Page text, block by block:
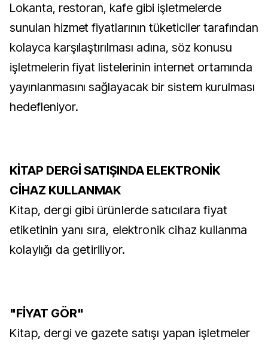
Lokanta, restoran, kafe gibi işletmelerde
sunulan hizmet fiyatlarının tüketiciler tarafından
kolayca karşılaştırılması adına, söz konusu
işletmelerin fiyat listelerinin internet ortamında
yayınlanmasını sağlayacak bir sistem kurulması
hedefleniyor.
KİTAP DERGİ SATIŞINDA ELEKTRONİK
CİHAZ KULLANMAK
Kitap, dergi gibi ürünlerde satıcılara fiyat
etiketinin yanı sıra, elektronik cihaz kullanma
kolaylığı da getiriliyor.
"FİYAT GÖR"
Kitap, dergi ve gazete satışı yapan işletmeler